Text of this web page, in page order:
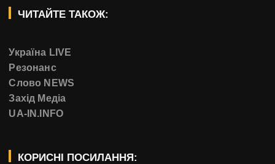
ЧИТАЙТЕ ТАКОЖ:
Україна LIVE
Резонанс
Слово NEWS
Захід Медіа
UA-IN.INFO
КОРИСНІ ПОСИЛАННЯ: